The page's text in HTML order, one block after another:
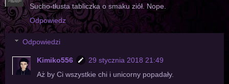
Sucho-tłusta tabliczka o smaku ziół. Nope.
Odpowiedz
Odpowiedzi
Kimiko556
29 stycznia 2018 21:49
Aż by Ci wszystkie chi i unicorny popadały.